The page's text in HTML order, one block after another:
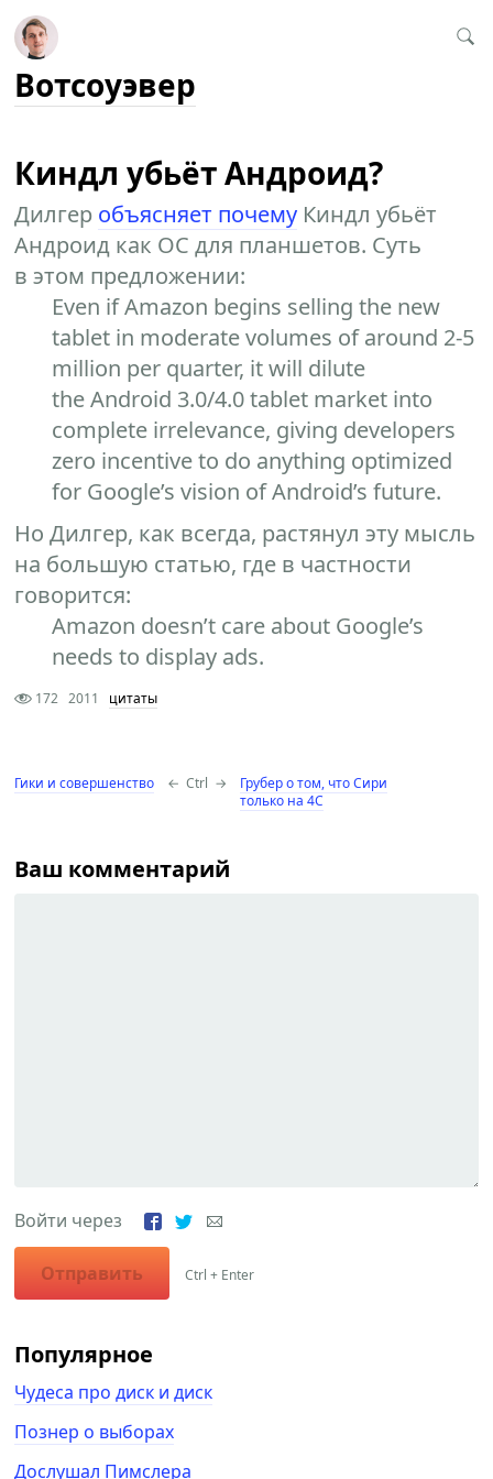
Вотсоуэвер
Киндл убьёт Андроид?
Дилгер объясняет почему Киндл убьёт
Андроид как ОС для планшетов. Суть
в этом предложении:
Even if Amazon begins selling the new
tablet in moderate volumes of around 2-5
million per quarter, it will dilute
the Android 3.0/4.0 tablet market into
complete irrelevance, giving developers
zero incentive to do anything optimized
for Google’s vision of Android’s future.
Но Дилгер, как всегда, растянул эту мысль
на большую статью, где в частности
говорится:
Amazon doesn’t care about Google’s
needs to display ads.
172 2011 цитаты
Гики и совершенство ← Ctrl →
Грубер о том, что Сири
только на 4С
Ваш комментарий
Войти через
Отправить Ctrl + Enter
Популярное
Чудеса про диск и диск
Познер о выборах
Дослушал Пимслера